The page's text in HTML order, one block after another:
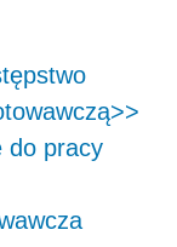
do pracy